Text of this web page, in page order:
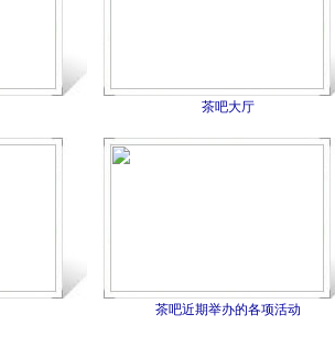
茶吧大厅
茶吧近期举办的各项活动